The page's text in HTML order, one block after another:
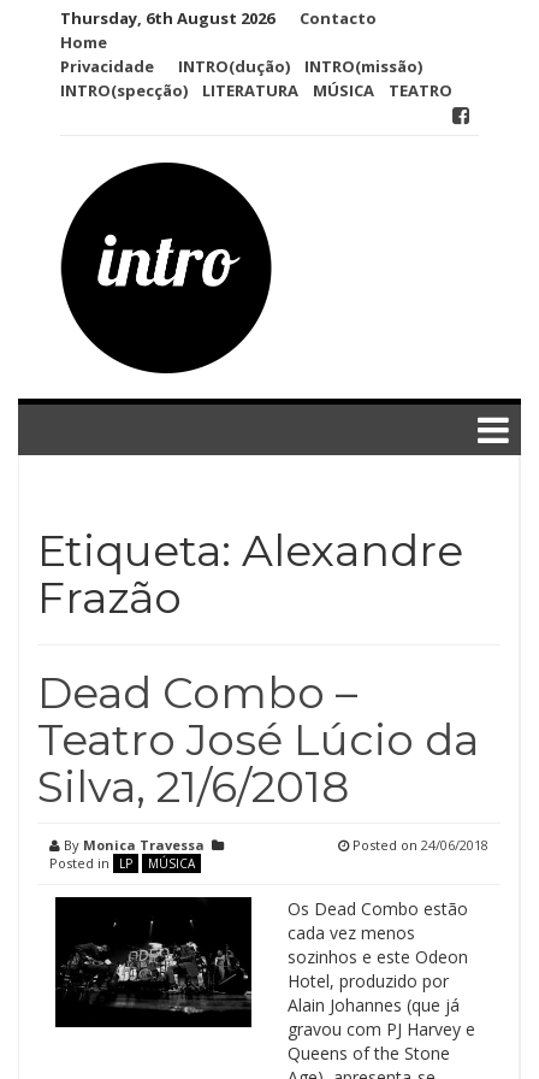
Thursday, 6th August 2026
Contacto
Home
Privacidade
INTRO(dução)
INTRO(missão)
INTRO(specção)
LITERATURA MÚSICA TEATRO
Etiqueta: Alexandre
Frazão
Dead Combo –
Teatro José Lúcio da
Silva, 21/6/2018
By Monica Travessa
Posted in
LP MÚSICA
Posted on 24/06/2018
Os Dead Combo estão
cada vez menos
sozinhos e este Odeon
Hotel, produzido por
Alain Johannes (que já
gravou com PJ Harvey e
Queens of the Stone